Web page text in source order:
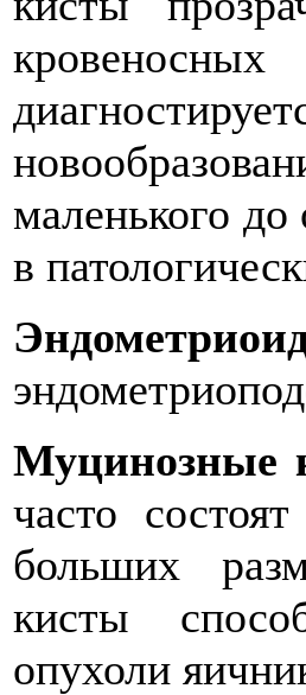
маленького
в
Муцинозные
часто
больших
кисты
опухоли